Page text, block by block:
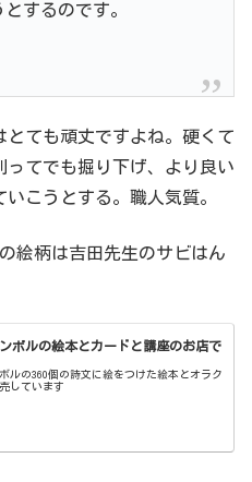
するのです。
ても頑丈ですよね。硬くて
てでも掘り下げ、より良い
こうとする。職人気質。
絵柄は吉田先生のサビはん
ボルの絵本とカードと講座のお店で
ルの360個の詩文に絵をつけた絵本とオラク
しています